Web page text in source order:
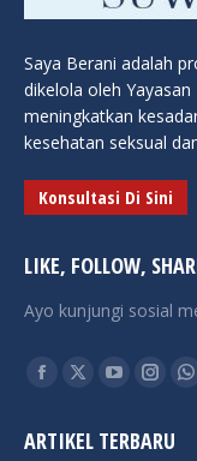
Saya Berani adalah
dikelola oleh
meningkatkan
kesehatan seksual
Konsultasi Di Sini
LIKE, FOLLOW,
Ayo kunjungi sosial
Find us on:
Facebook
opens
X
opens
YouTube
opensopens
ARTIKEL TERBARU